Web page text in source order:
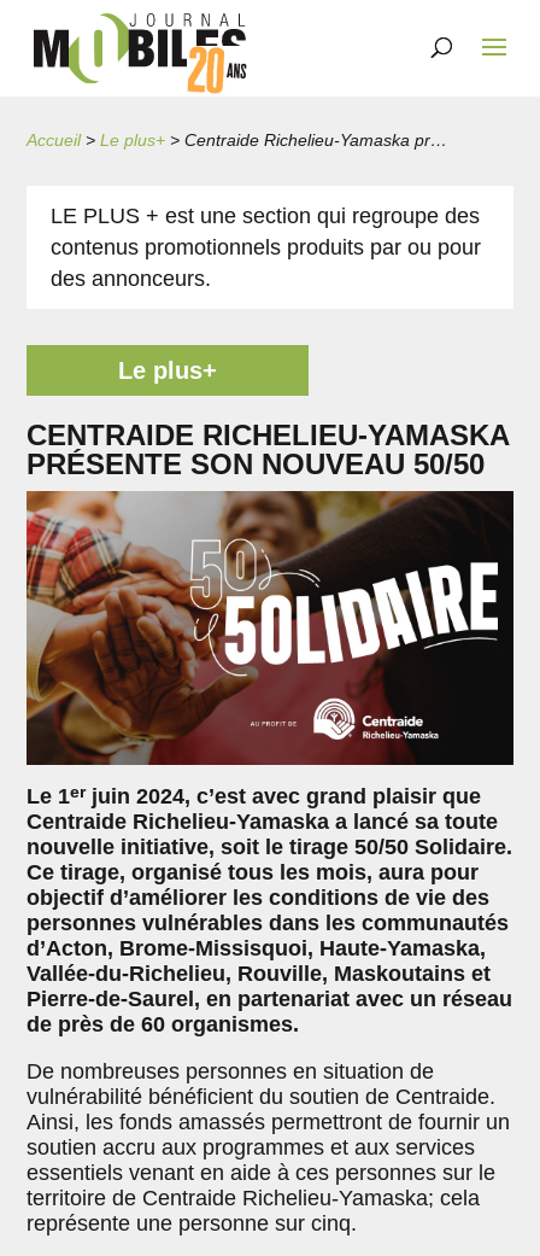
Accueil>Le plus+ > Centraide Richelieu-Yamaska présente son nouveau 50/50
LE PLUS + est une section qui regroupe des
contenus promotionnels produits par ou pour
des annonceurs.
Le plus+
CENTRAIDE RICHELIEU-YAMASKA
PRÉSENTE SON NOUVEAU 50/50
Le 1erjuin 2024, c’est avec grand plaisir que
Centraide Richelieu-Yamaska a lancé sa toute
nouvelle initiative, soit le tirage 50/50 Solidaire.
Ce tirage, organisé tous les mois, aura pour
objectif d’améliorer les conditions de vie des
personnes vulnérables dans les communautés
d’Acton, Brome-Missisquoi, Haute-Yamaska,
Vallée-du-Richelieu, Rouville, Maskoutains et
Pierre-de-Saurel, en partenariat avec un réseau
de près de 60 organismes.
De nombreuses personnes en situation de
vulnérabilité bénéficient du soutien de Centraide.
Ainsi, les fonds amassés permettront de fournir un
soutien accru aux programmes et aux services
essentiels venant en aide à ces personnes sur le
territoire de Centraide Richelieu-Yamaska; cela
représente une personne sur cinq.